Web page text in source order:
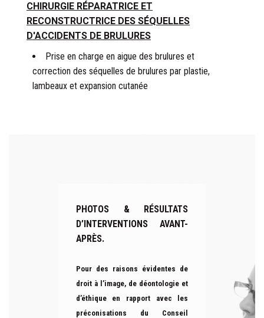
CHIRURGIE RÉPARATRICE ET
RECONSTRUCTRICE DES SÉQUELLES
D'ACCIDENTS DE BRULURES
Prise en charge en aigue des brulures et
correction des séquelles de brulures par plastie,
lambeaux et expansion cutanée
PHOTOS & RÉSULTATS
D’INTERVENTIONS AVANT-
APRÈS.
Pour des raisons évidentes de
droit à l’image, de déontologie et
d’éthique en rapport avec les
préconisations du Conseil